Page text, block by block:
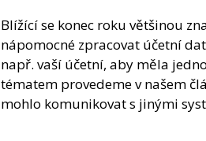
Blížící se konec roku většinou
nápomocné zpracovat účetní
např. vaší účetní, aby měla
tématem provedeme v našem
mohlo komunikovat s jinými